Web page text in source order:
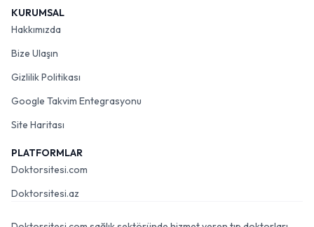
KURUMSAL
Hakkımızda
Bize Ulaşın
Gizlilik Politikası
Google Takvim Entegrasyonu
Site Haritası
PLATFORMLAR
Doktorsitesi.com
Doktorsitesi.az